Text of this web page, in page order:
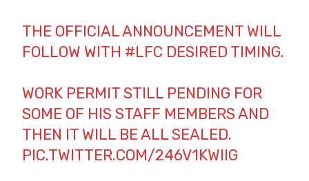
THE OFFICIAL ANNOUNCEMENT WILL
FOLLOW WITH #LFC DESIRED TIMING.
WORK PERMIT STILL PENDING FOR
SOME OF HIS STAFF MEMBERS AND
THEN IT WILL BE ALL SEALED.
PIC.TWITTER.COM/246V1KWIIG